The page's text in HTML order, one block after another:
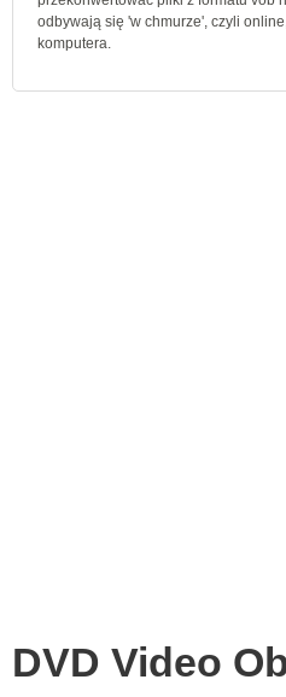
odbywają się 'w chmurze', czyli
komputera.
DVD Video